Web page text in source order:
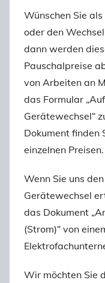
Wünschen Sie
oder den
dann werden
Pauschalpreise
von Arbeiten an
das Formular
Gerätewechsel“
Dokument finden
einzelnen Preisen.
Wenn Sie uns
Gerätewechsel
das Dokument
(Strom)“ von
Wir möchten Sie